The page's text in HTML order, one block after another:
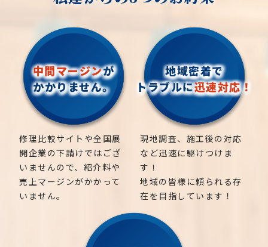
中間マージンが
かかりません。
修理比較サイトや全国展
開企業の下請けではござ
いませんので、紹介料や
売上マージンがかかって
いません。
地域密着で
トラブルに迅速対応！
現地調査、施工後の対応
など迅速に駆けつけま
す！
地域の皆様に頼られる存
在を目指しています！